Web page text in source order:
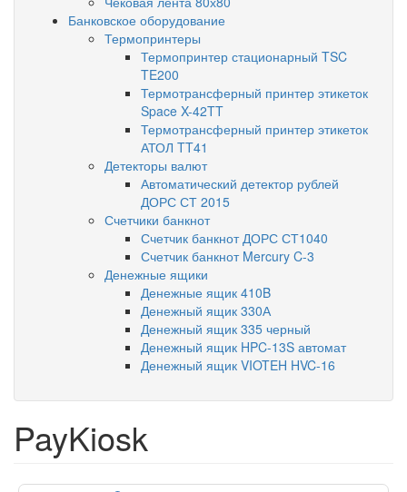
Банковское оборудование
Термопринтеры
Термопринтер стационарный TSC
TE200
Термотрансферный принтер этикеток
Space X-42TT
Термотрансферный принтер этикеток
АТОЛ TT41
Детекторы валют
Автоматический детектор рублей
ДОРС СТ 2015
Счетчики банкнот
Счетчик банкнот ДОРС СТ1040
Счетчик банкнот Mercury C-3
Денежные ящики
Денежные ящик 410B
Денежный ящик 330А
Денежный ящик 335 черный
Денежный ящик HPC-13S автомат
Денежный ящик VIOTEH HVC-16
PayKiosk